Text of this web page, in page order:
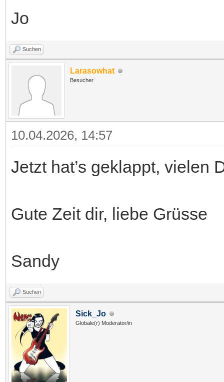
Jo
Suchen
Larasowhat
Besucher
10.04.2026, 14:57
Jetzt hat’s geklappt, vielen
Gute Zeit dir, liebe Grüsse
Sandy
Suchen
Sick_Jo
Globale(r) Moderator/in